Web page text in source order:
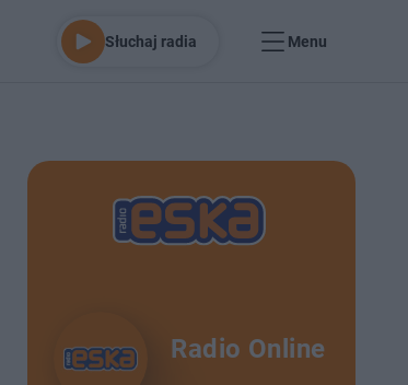
Słuchaj radia Menu
Radio Online